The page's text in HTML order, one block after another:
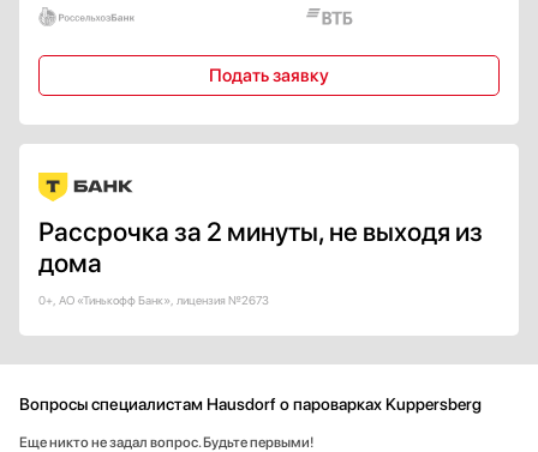
Подать заявку
Рассрочка за 2 минуты, не выходя из
дома
0+, АО «Тинькофф Банк», лицензия №2673
Вопросы специалистам Hausdorf о пароварках Kuppersberg
Еще никто не задал вопрос. Будьте первыми!